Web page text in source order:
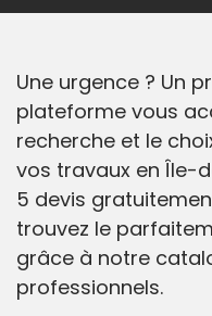
Une urgence ? Un
plateforme vous
recherche et le
vos travaux en Île-
5 devis
trouvez le
grâce à notre
professionnels.